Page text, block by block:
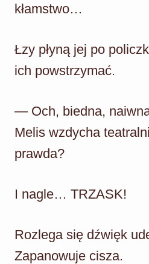
kłamstwo…
Łzy płyną jej po
ich powstrzymać.
— Och, biedna,
Melis wzdycha
prawda?
I nagle… TRZASK!
Rozlega się dźwięk
Zapanowuje cisza.